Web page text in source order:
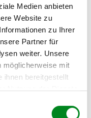
Medien anbieten
Website zu
zu Ihrer
Partner für
weiter. Unsere
möglicherweise mit
ihnen bereitgestellt
Nutzung der Dienste